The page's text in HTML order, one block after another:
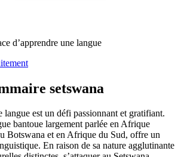
d’apprendre une langue
setswana
est un défi passionnant et gratifiant.
bantoue largement parlée en Afrique
Botswana et en Afrique du Sud, offre un
En raison de sa nature agglutinante